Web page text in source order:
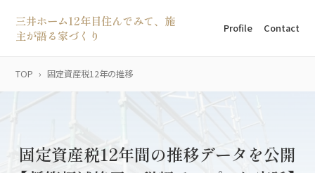
三井ホーム12年目住んでみて、施
主が語る家づくり
Profile Contact
TOP 固定資産税12年の推移
固定資産税12年間の推移データを公開